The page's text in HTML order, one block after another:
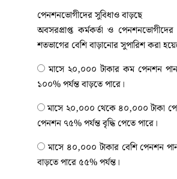
পেনশনভোগীদের সুবিধাও বাড়ছে
অবসরপ্রাপ্ত কর্মকর্তা ও
শতভাগের বেশি বাড়ানোর সুপারিশ করা
মাসে ২০,০০০ টাকার কম পেনশন
১০০% পর্যন্ত বাড়তে পারে।
মাসে ২০,০০০ থেকে ৪০,০০০ টাকা
পেনশন ৭৫% পর্যন্ত বৃদ্ধি পেতে পারে।
মাসে ৪০,০০০ টাকার বেশি পেনশন
বাড়তে পারে ৫৫% পর্যন্ত।